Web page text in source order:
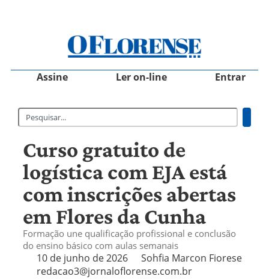
Assine Ler on-line Entrar
Curso gratuito de
logística com EJA está
com inscrições abertas
em Flores da Cunha
Formação une qualificação profissional e conclusão
do ensino básico com aulas semanais
10 de junho de 2026
Sohfia Marcon Fiorese
redacao3@jornaloflorense.com.br